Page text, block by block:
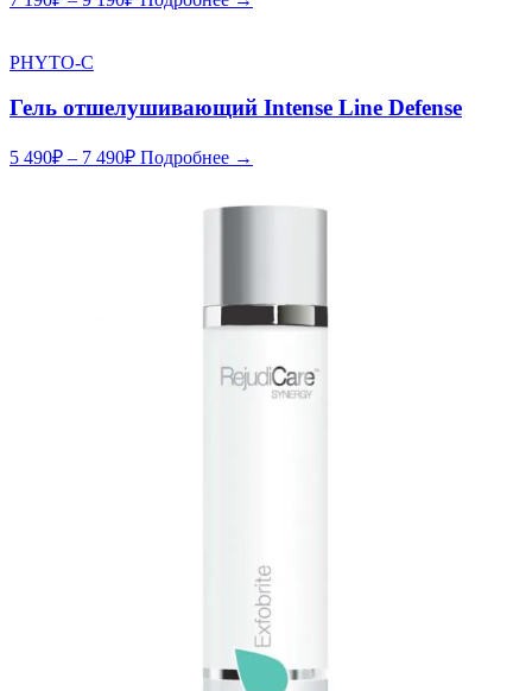
PHYTO-C
Гель отшелушивающий Intense Line Defense
5 490₽ – 7 490₽ Подробнее →